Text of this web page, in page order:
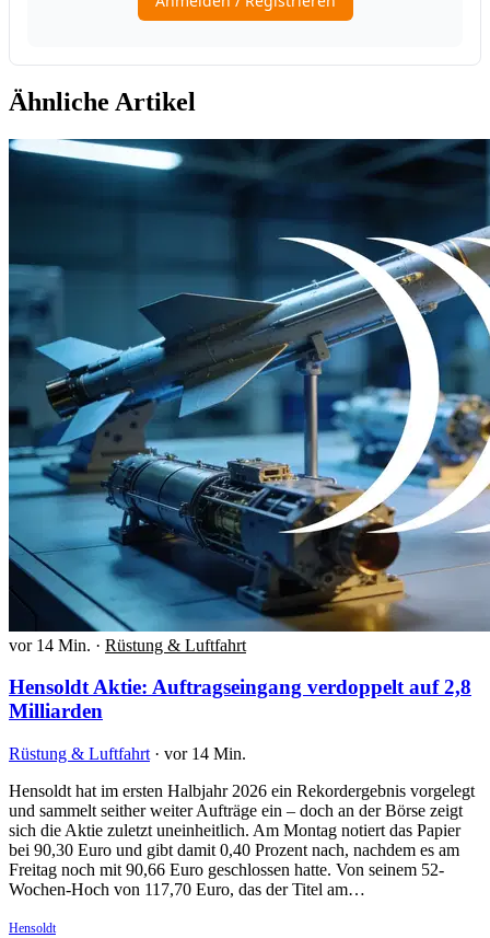
Ähnliche Artikel
vor 14 Min. · Rüstung & Luftfahrt
Hensoldt Aktie: Auftragseingang verdoppelt auf 2,8
Milliarden
Rüstung & Luftfahrt · vor 14 Min.
Hensoldt hat im ersten Halbjahr 2026 ein Rekordergebnis vorgelegt
und sammelt seither weiter Aufträge ein – doch an der Börse zeigt
sich die Aktie zuletzt uneinheitlich. Am Montag notiert das Papier
bei 90,30 Euro und gibt damit 0,40 Prozent nach, nachdem es am
Freitag noch mit 90,66 Euro geschlossen hatte. Von seinem 52-
Wochen-Hoch von 117,70 Euro, das der Titel am…
Hensoldt